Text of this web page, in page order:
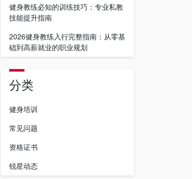
健身教练必知的训练技巧：专业私教
技能提升指南
2026健身教练入行完整指南：从零基
础到高薪就业的职业规划
分类
健身培训
常见问题
资格证书
锐星动态